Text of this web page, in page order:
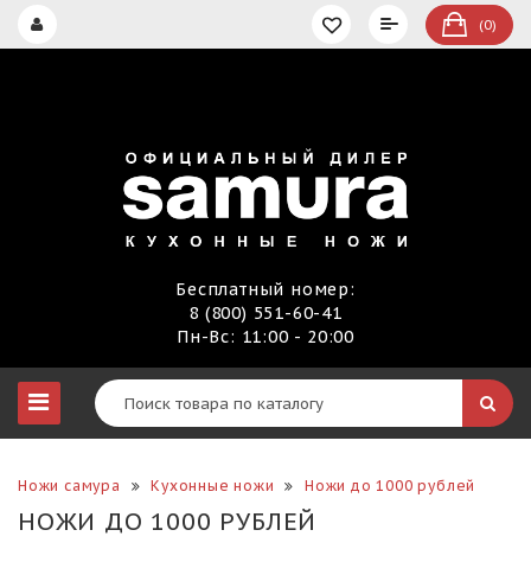
(0)
Бесплатный номер:
8 (800) 551-60-41
Пн-Вс: 11:00 - 20:00
Ножи самура Кухонные ножи Ножи до 1000 рублей
НОЖИ ДО 1000 РУБЛЕЙ